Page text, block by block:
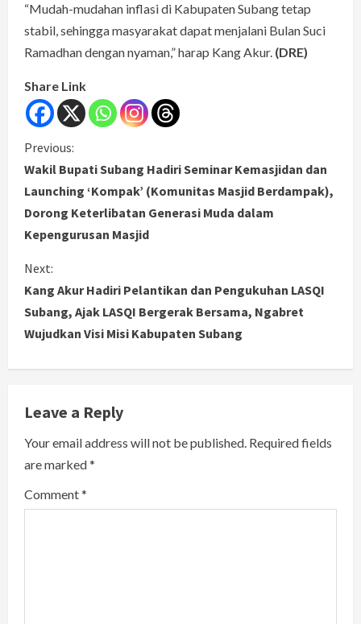
“Mudah-mudahan inflasi di Kabupaten Subang tetap
stabil, sehingga masyarakat dapat menjalani Bulan Suci
Ramadhan dengan nyaman,” harap Kang Akur. (DRE)
Share Link
C
o
n
i
n
R
e
a
Previous:
Wakil Bupati Subang Hadiri Seminar Kemasjidan dan
Launching ‘Kompak’ (Komunitas Masjid Berdampak),
Dorong Keterlibatan Generasi Muda dalam
Kepengurusan Masjid
Next:
Kang Akur Hadiri Pelantikan dan Pengukuhan LASQI
Subang, Ajak LASQI Bergerak Bersama, Ngabret
Wujudkan Visi Misi Kabupaten Subang
Leave a Reply
Your email address will not be published. Required fields
are marked*
Comment*